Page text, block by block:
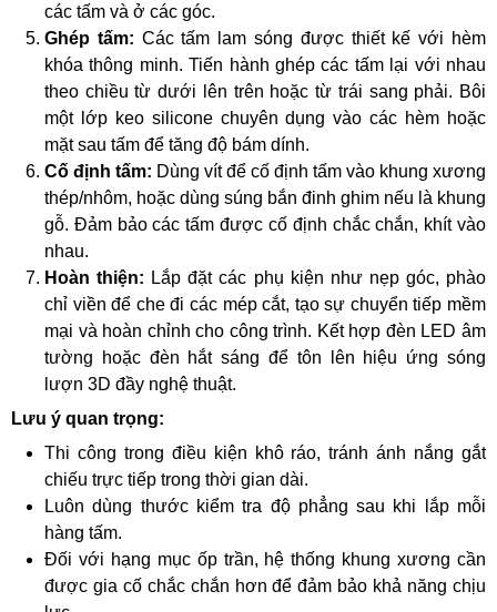
các tấm và ở các góc.
Ghép tấm: Các tấm lam sóng được thiết kế với hèm
khóa thông minh. Tiến hành ghép các tấm lại với nhau
theo chiều từ dưới lên trên hoặc từ trái sang phải. Bôi
một lớp keo silicone chuyên dụng vào các hèm hoặc
mặt sau tấm để tăng độ bám dính.
Cố định tấm: Dùng vít để cố định tấm vào khung xương
thép/nhôm, hoặc dùng súng bắn đinh ghim nếu là khung
gỗ. Đảm bảo các tấm được cố định chắc chắn, khít vào
nhau.
Hoàn thiện: Lắp đặt các phụ kiện như nẹp góc, phào
chỉ viền để che đi các mép cắt, tạo sự chuyển tiếp mềm
mại và hoàn chỉnh cho công trình. Kết hợp đèn LED âm
tường hoặc đèn hắt sáng để tôn lên hiệu ứng sóng
lượn 3D đầy nghệ thuật.
Lưu ý quan trọng:
Thi công trong điều kiện khô ráo, tránh ánh nắng gắt
chiếu trực tiếp trong thời gian dài.
Luôn dùng thước kiểm tra độ phẳng sau khi lắp mỗi
hàng tấm.
Đối với hạng mục ốp trần, hệ thống khung xương cần
được gia cố chắc chắn hơn để đảm bảo khả năng chịu